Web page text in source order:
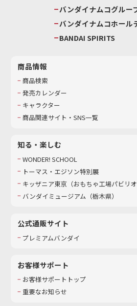
バンダイナムコグルー
バンダイナムコホール
BANDAI SPIRITS
商品情報
商品検索
発売カレンダー
キャラクター
商品関連サイト・SNS一覧
知る・楽しむ
WONDER! SCHOOL
トーマス・エジソン特別展
キッザニア東京（おもちゃ工場パビリオ
バンダイミュージアム（栃木県）
公式通販サイト
プレミアムバンダイ
お客様サポート
お客様サポートトップ
重要なお知らせ